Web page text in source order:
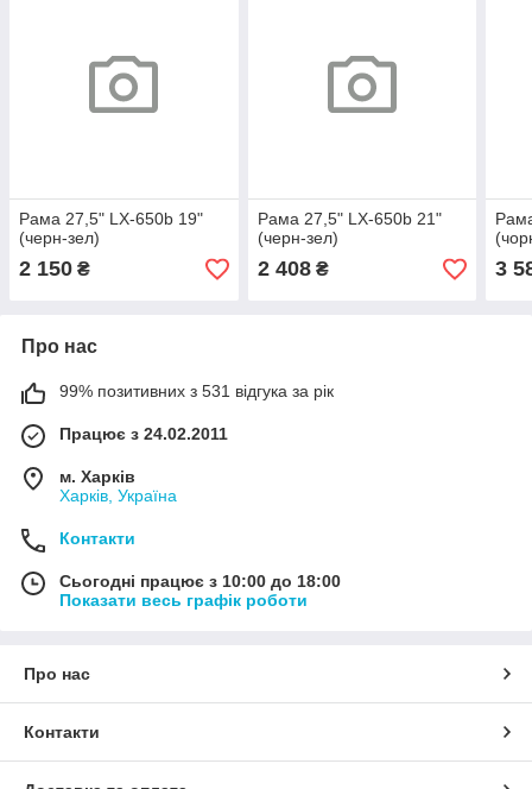
Рама 27,5" LX-650b 19"
(черн-зел)
2 150 ₴
Рама 27,5" LX-650b 21"
(черн-зел)
2 408₴ 3
Про нас
99% позитивних з 531 відгука за рік
Працює з 24.02.2011
м. Харків
Харків, Україна
Контакти
Сьогодні працює з 10:00 до 18:00
Показати весь графік роботи
Про нас
Контакти